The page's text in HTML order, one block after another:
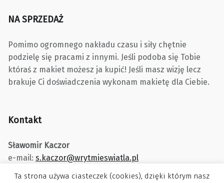
NA SPRZEDAŻ
Pomimo ogromnego nakładu czasu i siły chętnie
podzielę się pracami z innymi. Jeśli podoba się Tobie
któraś z makiet możesz ja kupić! Jeśli masz wizję lecz
brakuje Ci doświadczenia wykonam makietę dla Ciebie.
Kontakt
Sławomir Kaczor
e-mail: s.kaczor@wrytmieswiatla.pl
Ta strona używa ciasteczek (cookies), dzięki którym nasz